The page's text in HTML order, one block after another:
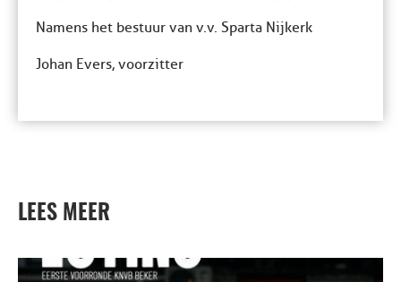
Namens het bestuur van v.v. Sparta Nijkerk
Johan Evers, voorzitter
LEES MEER